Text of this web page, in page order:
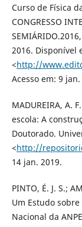
Curso de Física
CONGRESSO
2016. Disponível
<http://
Acesso em: 9 jan.
MADUREIRA, A.
escola: A
Doutorado.
<http://
14 jan. 2019.
PINTO, É. J. S.;
Um Estudo
Nacional da